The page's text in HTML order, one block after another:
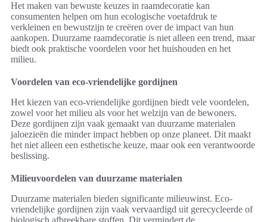
Het maken van bewuste keuzes in raamdecoratie kan
consumenten helpen om hun ecologische voetafdruk te
verkleinen en bewustzijn te creëren over de impact van hun
aankopen. Duurzame raamdecoratie is niet alleen een trend, maar
biedt ook praktische voordelen voor het huishouden en het
milieu.
Voordelen van eco-vriendelijke gordijnen
Het kiezen van eco-vriendelijke gordijnen biedt vele voordelen,
zowel voor het milieu als voor het welzijn van de bewoners.
Deze gordijnen zijn vaak gemaakt van duurzame materialen
jaloezieën die minder impact hebben op onze planeet. Dit maakt
het niet alleen een esthetische keuze, maar ook een verantwoorde
beslissing.
Milieuvoordelen van duurzame materialen
Duurzame materialen bieden significante milieuwinst. Eco-
vriendelijke gordijnen zijn vaak vervaardigd uit gerecycleerde of